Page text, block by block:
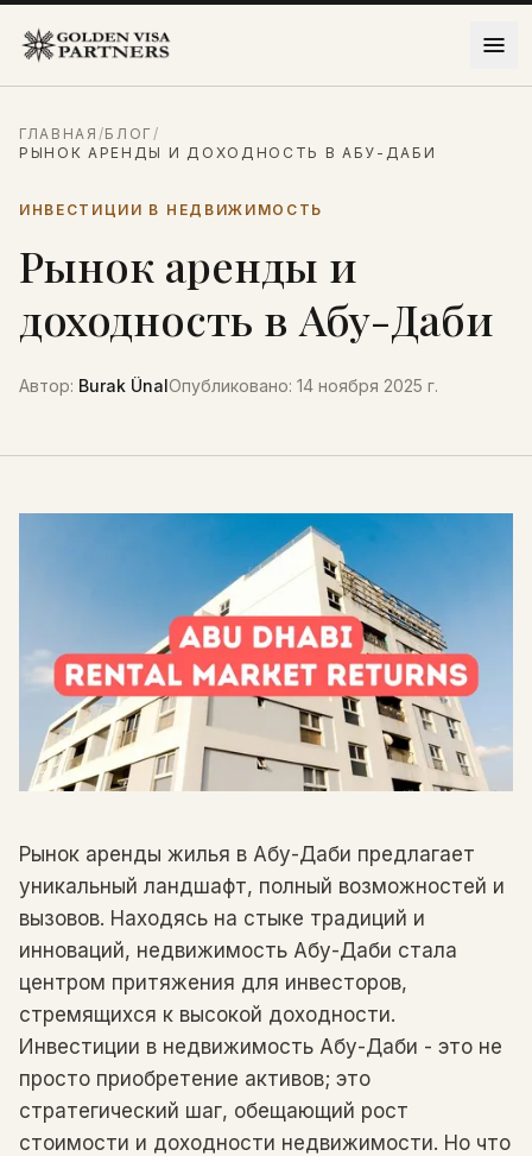
ГЛАВНАЯ /БЛОГ/
РЫНОК АРЕНДЫ И ДОХОДНОСТЬ В АБУ-ДАБИ
ИНВЕСТИЦИИ В НЕДВИЖИМОСТЬ
Рынок аренды и
доходность в Абу-Даби
Автор: Burak ÜnalОпубликовано: 14 ноября 2025 г.
Рынок аренды жилья в Абу-Даби предлагает
уникальный ландшафт, полный возможностей и
вызовов. Находясь на стыке традиций и
инноваций, недвижимость Абу-Даби стала
центром притяжения для инвесторов,
стремящихся к высокой доходности.
Инвестиции в недвижимость Абу-Даби - это не
просто приобретение активов; это
стратегический шаг, обещающий рост
стоимости и доходности недвижимости. Но что